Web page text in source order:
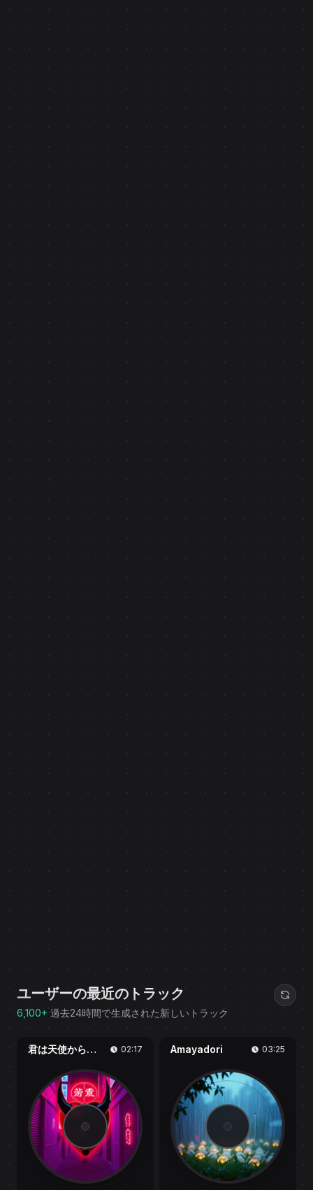
ユーザーの最近のトラック
6,100+ 過去24時間で生成された新しいトラック
君は天使から悪魔に変わった 02:17 Amayadori 03:25